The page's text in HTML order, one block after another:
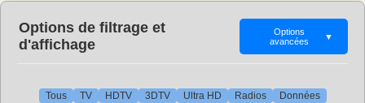
Options de filtrage et
d'affichage
Options
avancées
▼
Tous TV HDTV 3DTV Ultra HD Radios
Données